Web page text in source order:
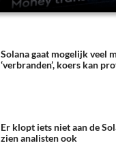
Solana gaat mogelijk veel
‘verbranden’, koers kan
Er klopt iets niet aan de
zien analisten ook